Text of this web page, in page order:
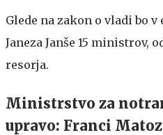
Glede na zakon o vladi bo
Janeza Janše 15 ministrov,
resorja.
Ministrstvo za
upravo: Franci Matoz